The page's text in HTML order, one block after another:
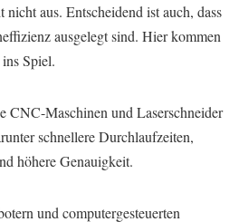
aus. Entscheidend ist auch, dass
ausgelegt sind. Hier kommen
Spiel.
CNC-Maschinen und Laserschneider
schnellere Durchlaufzeiten,
höhere Genauigkeit.
und computergesteuerten